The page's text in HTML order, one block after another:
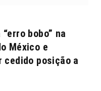
bobo” na
México e
cedido posição a